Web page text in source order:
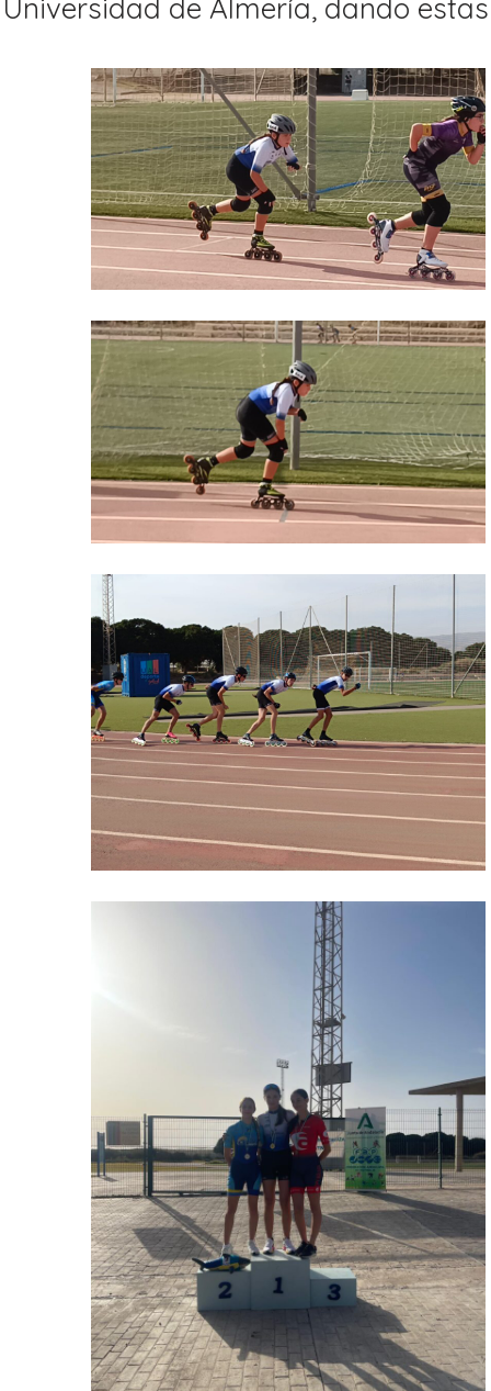
Universidad de Almería, dando